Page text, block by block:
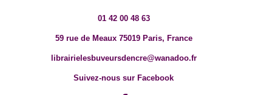
01 42 00 48 63
59 rue de Meaux 75019 Paris, France
librairielesbuveursdencre@wanadoo.fr
Suivez-nous sur Facebook